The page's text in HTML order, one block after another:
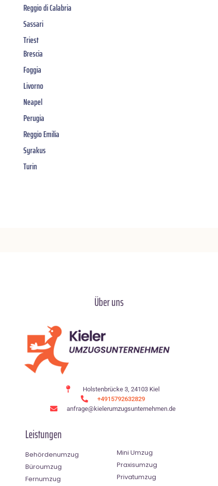
Reggio di Calabria
Sassari
Triest
Brescia
Foggia
Livorno
Neapel
Perugia
Reggio Emilia
Syrakus
Turin
Über uns
Holstenbrücke 3, 24103 Kiel
+4915792632829
anfrage@kielerumzugsunternehmen.de
Leistungen
Behördenumzug
Büroumzug
Fernumzug
Mini Umzug
Praxisumzug
Privatumzug